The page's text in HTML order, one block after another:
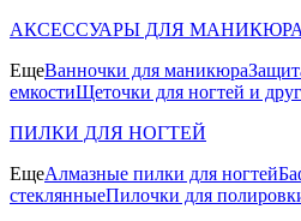
АКСЕССУАРЫ ДЛЯ
ЕщеВанночки для маникюра
емкостиЩеточки для ногтей и
ПИЛКИ ДЛЯ НОГТЕЙ
ЕщеАлмазные пилки для ногтей
стеклянныеПилочки для